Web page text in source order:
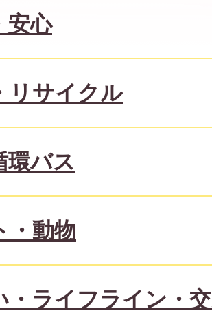
安心
リサイクル
環バス
・動物
・ライフライン・